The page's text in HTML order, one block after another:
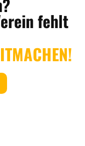
fehlt